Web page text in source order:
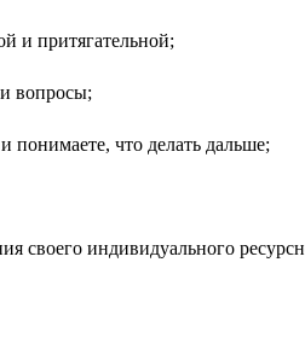
и притягательной;
вопросы;
понимаете, что делать дальше;
своего индивидуального